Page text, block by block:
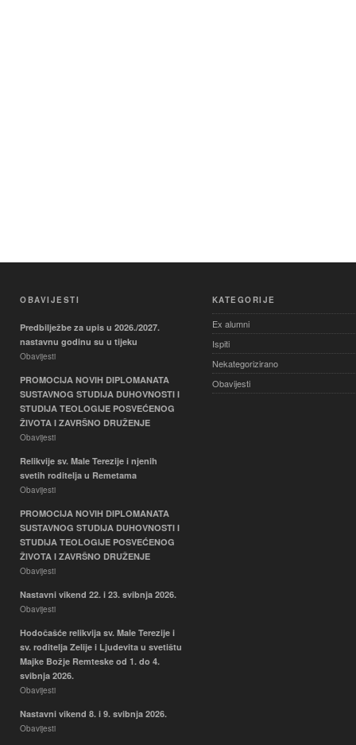
OBAVIJESTI
Predbilježbe za upis u 2026./2027.
nastavnu godinu su u tijeku
Obavijesti
PROMOCIJA NOVIH DIPLOMANATA
SUSTAVNOG STUDIJA DUHOVNOSTI I
STUDIJA TEOLOGIJE POSVEĆENOG
ŽIVOTA I ZAVRŠNO DRUŽENJE
Obavijesti
Relikvije sv. Male Terezije i njenih
svetih roditelja u Remetama
Obavijesti
PROMOCIJA NOVIH DIPLOMANATA
SUSTAVNOG STUDIJA DUHOVNOSTI I
STUDIJA TEOLOGIJE POSVEĆENOG
ŽIVOTA I ZAVRŠNO DRUŽENJE
Obavijesti
Nastavni vikend 22. i 23. svibnja 2026.
Obavijesti
Hodočašće relikvija sv. Male Terezije i
sv. roditelja Zelije i Ljudevita u svetištu
Majke Božje Remteske od 1. do 4.
svibnja 2026.
Obavijesti
Nastavni vikend 8. i 9. svibnja 2026.
Obavijesti
KATEGORIJE
Ex alumni
Ispiti
Nekategorizirano
Obavijesti